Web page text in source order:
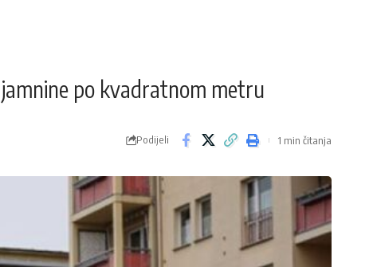
po kvadratnom metru
Podijeli 1 min čitanja